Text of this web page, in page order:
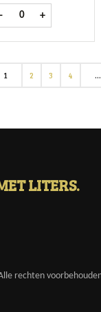
- Courvoisier Cognac
+
1 2 3 4 …
LITERS.
rechten